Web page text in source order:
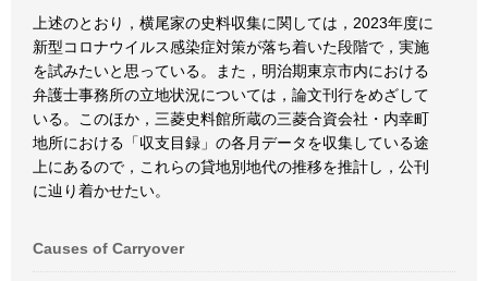
上述のとおり，横尾家の史料収集に関しては，2023年度に
新型コロナウイルス感染症対策が落ち着いた段階で，実施
を試みたいと思っている。また，明治期東京市内における
弁護士事務所の立地状況については，論文刊行をめざして
いる。このほか，三菱史料館所蔵の三菱合資会社・内幸町
地所における「収支目録」の各月データを収集している途
上にあるので，これらの貸地別地代の推移を推計し，公刊
に辿り着かせたい。
Causes of Carryover